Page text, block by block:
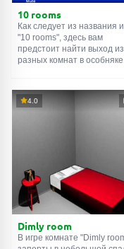
10 rooms
Как следует из названия
"10 rooms", здесь вам
предстоит найти выход
разных комнат в
их, чтобы выйти. Выход из
одной комнаты является
4.0
Dimly room
В игре комнате "Dimly